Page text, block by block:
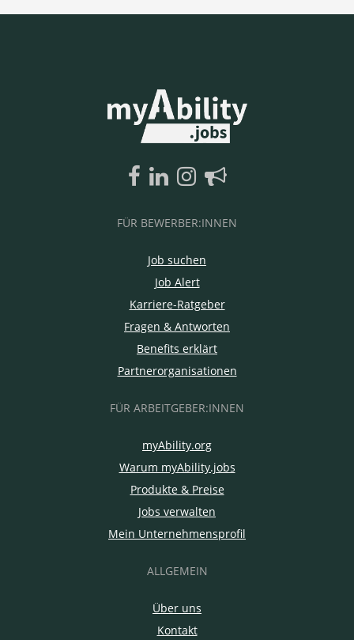
FÜR BEWERBER:INNEN
Job suchen
Job Alert
Karriere-Ratgeber
Fragen & Antworten
Benefits erklärt
Partnerorganisationen
FÜR ARBEITGEBER:INNEN
myAbility.org
Warum myAbility.jobs
Produkte & Preise
Jobs verwalten
Mein Unternehmensprofil
ALLGEMEIN
Über uns
Kontakt